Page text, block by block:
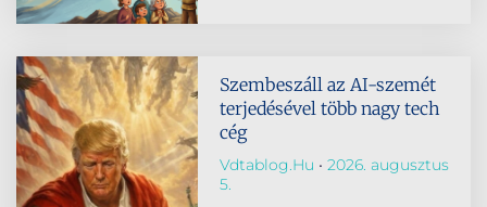
Szembeszáll az AI-szemét
terjedésével több nagy tech
cég
Vdtablog.hu
2026. augusztus
5.